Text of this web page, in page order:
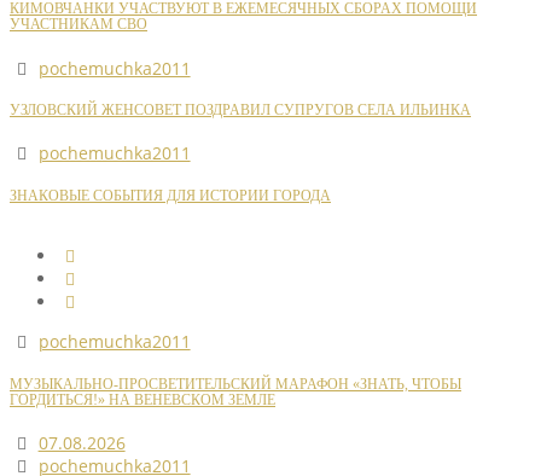
КИМОВЧАНКИ УЧАСТВУЮТ В ЕЖЕМЕСЯЧНЫХ СБОРАХ ПОМОЩИ
УЧАСТНИКАМ СВО
pochemuchka2011
УЗЛОВСКИЙ ЖЕНСОВЕТ ПОЗДРАВИЛ СУПРУГОВ СЕЛА ИЛЬИНКА
pochemuchka2011
ЗНАКОВЫЕ СОБЫТИЯ ДЛЯ ИСТОРИИ ГОРОДА
pochemuchka2011
МУЗЫКАЛЬНО-ПРОСВЕТИТЕЛЬСКИЙ МАРАФОН «ЗНАТЬ, ЧТОБЫ
ГОРДИТЬСЯ!» НА ВЕНЕВСКОМ ЗЕМЛЕ
07.08.2026
pochemuchka2011